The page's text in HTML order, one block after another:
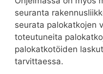
seuranta
seurata palokatkojen
toteutuneita
palokatkotöiden
tarvittaessa.